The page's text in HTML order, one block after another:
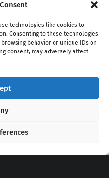
technologies like cookies to
Consenting to these technologies
behavior or unique IDs on
consent, may adversely affect